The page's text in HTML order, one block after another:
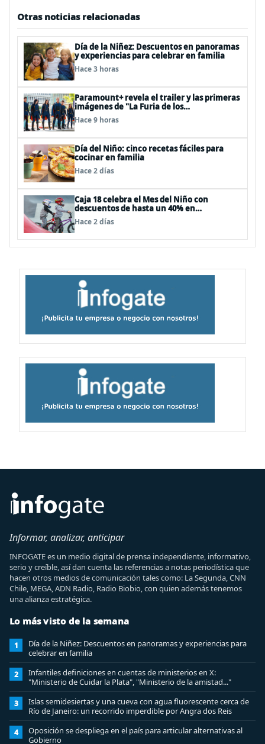
Otras noticias relacionadas
Día de la Niñez: Descuentos en panoramas
y experiencias para celebrar en familia
Hace 3 horas
Paramount+ revela el trailer y las primeras
imágenes de "La Furia de los
Thundermans"
Hace 9 horas
Día del Niño: cinco recetas fáciles para
cocinar en familia
Hace 2 días
Caja 18 celebra el Mes del Niño con
descuentos de hasta un 40% en
panoramas, cine, shows y streaming
Hace 2 días
Informar, analizar, anticipar
INFOGATE es un medio digital de prensa independiente, informativo,
serio y creíble, así dan cuenta las referencias a notas periodística que
hacen otros medios de comunicación tales como: La Segunda, CNN
Chile, MEGA, ADN Radio, Radio Biobio, con quien además tenemos
una alianza estratégica.
Lo más visto de la semana
1
Día de la Niñez: Descuentos en panoramas y experiencias para
celebrar en familia
2
Infantiles definiciones en cuentas de ministerios en X:
"Ministerio de Cuidar la Plata", "Ministerio de la amistad..."
3
Islas semidesiertas y una cueva con agua fluorescente cerca de
Río de Janeiro: un recorrido imperdible por Angra dos Reis
4
Oposición se despliega en el país para articular alternativas al
Gobierno